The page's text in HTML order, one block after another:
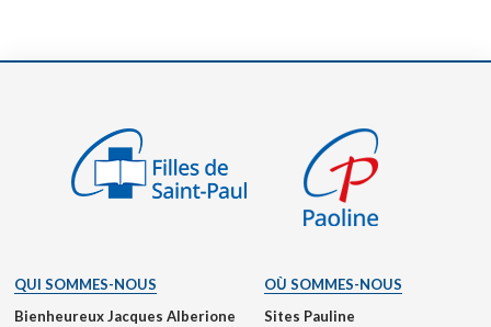
QUI SOMMES-NOUS
Bienheureux Jacques Alberione
OÙ SOMMES-NOUS
Sites Pauline